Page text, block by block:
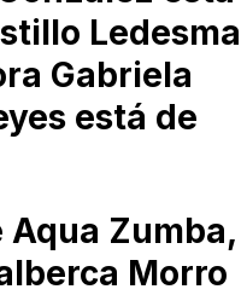
Ledesma
Gabriela
está de
Zumba,
Morro